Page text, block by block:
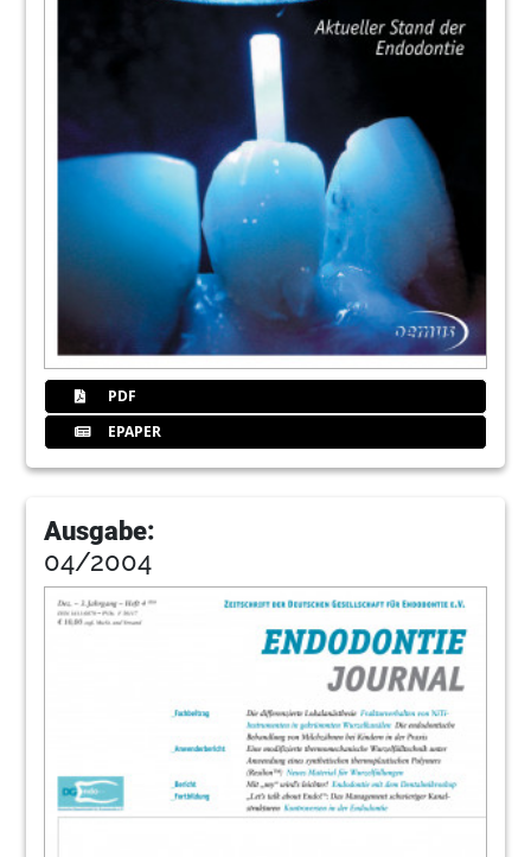
PDF
EPAPER
Ausgabe:
04/2004